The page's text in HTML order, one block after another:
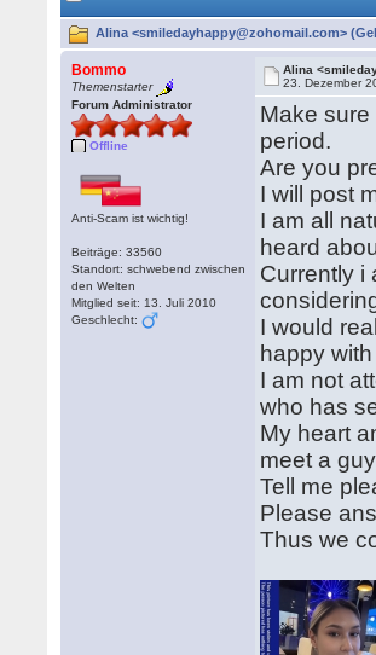
Alina <smiledayhappy@zohomail.com>
Bommo
Themenstarter
Forum Administrator
Offline
Anti-Scam ist wichtig!
Beiträge: 33560
Standort: schwebend zwischen
den Welten
Mitglied seit: 13. Juli 2010
Geschlecht:
Alina
23. Dezember
Make
period.
Are you
I will post
I am all
heard
Currently i
I would
happy
I am not
who has
My heart
meet a
Tell me
Please
Thus we